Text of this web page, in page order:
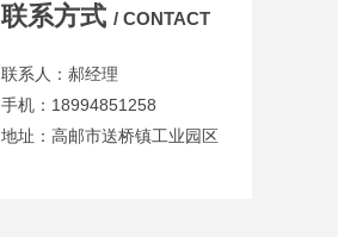
联系方式 / CONTACT
联系人：郝经理
手机：18994851258
地址：高邮市送桥镇工业园区